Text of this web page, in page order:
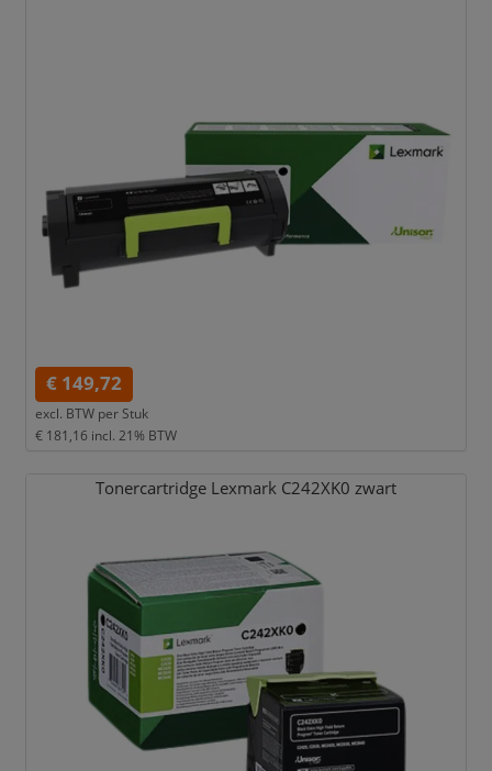
€ 149,72
excl. BTW per Stuk
€ 181,16 incl. 21% BTW
Tonercartridge Lexmark C242XK0 zwart